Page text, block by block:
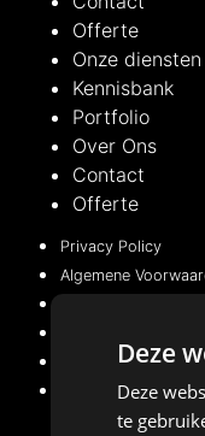
Offerte
Onze diensten
Kennisbank
Portfolio
Over Ons
Contact
Offerte
Privacy Policy
Algemene
Algemene
Cookiebeleid (EU)
Deze
Deze
te